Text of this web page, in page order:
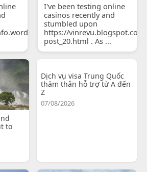
2026/07/11/courtois-
I've been testing online
casinos recently and
stumbled upon
https://
post_20.html . As ...
to
Dịch vụ visa Trung Quốc
thăm thân hỗ trợ từ A đến
Z
07/08/2026